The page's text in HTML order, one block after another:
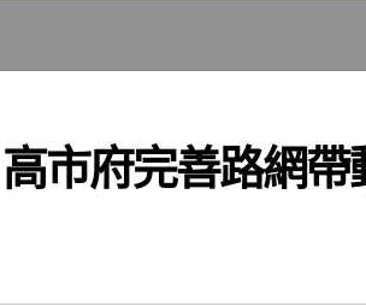
市府完善路網帶